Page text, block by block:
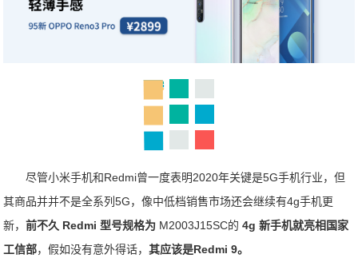
尽管小米手机和Redmi曾一度表明2020年关键是5G手机行业，但
其商品并并不是全系列5G，像中低档销售市场还会继续有4g手机更
新，前不久 Redmi 型号规格为 M2003J15SC的 4g 新手机就亮相国家
工信部，假如没有意外得话，其应该是Redmi 9。